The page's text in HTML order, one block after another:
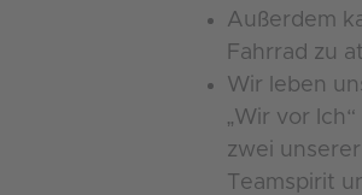
Außerdem
Fahrrad zu
Wir leben
„Wir vor
zwei
Teamspirit